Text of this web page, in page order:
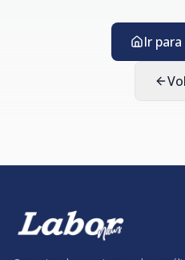
Ir